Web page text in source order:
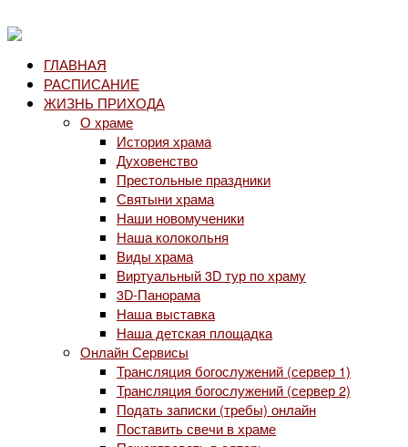
ГЛАВНАЯ
РАСПИСАНИЕ
ЖИЗНЬ ПРИХОДА
О храме
История храма
Духовенство
Престольные праздники
Святыни храма
Наши новомученики
Наша колокольня
Виды храма
Виртуальный 3D тур по храму
3D-Панорама
Наша выставка
Наша детская площадка
Онлайн Сервисы
Трансляция богослужений (сервер 1)
Трансляция богослужений (сервер 2)
Подать записки (требы) онлайн
Поставить свечи в храме